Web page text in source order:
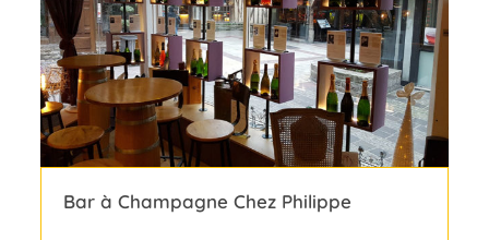
Bar à Champagne Chez Philippe